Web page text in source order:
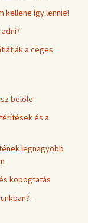
kellene így lennie!
a céges
belőle
és a
legnagyobb
kopogtatás